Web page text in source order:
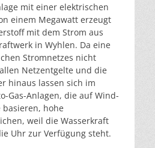
mit einer elektrischen
einem Megawatt erzeugt
mit dem Strom aus
in Wyhlen. Da eine
Stromnetzes nicht
Netzentgelte und die
hinaus lassen sich im
Gas-Anlagen, die auf Wind-
hohe
weil die Wasserkraft
Uhr zur Verfügung steht.